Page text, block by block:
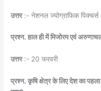
उत्तर:- नेशनल ज्योग्राफिक
प्रश्न. हाल ही में मिजोरम एवं
उत्तर:- 20 फरवरी
प्रश्न. कृषि क्षेत्र के लिए देश का